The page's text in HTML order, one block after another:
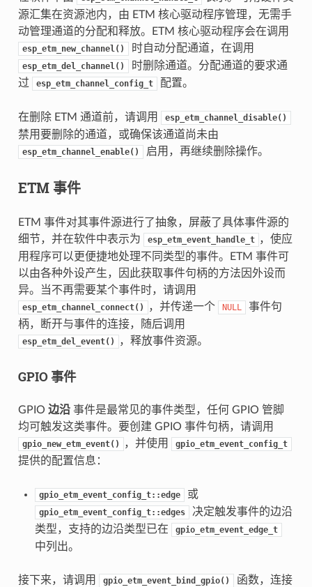
源汇集在资源池内，由 ETM 核心驱动程序管理，无需手
动管理通道的分配和释放。ETM 核心驱动程序会在调用
esp_etm_new_channel() 时自动分配通道，在调用
esp_etm_del_channel()
时删除通道。分配通道的要求通
过
esp_etm_channel_config_t 配置。
在删除 ETM 通道前，请调用 esp_etm_channel_disable()
禁用要删除的通道，或确保该通道尚未由
esp_etm_channel_enable() 启用，再继续删除操作。
ETM 事件
ETM 事件对其事件源进行了抽象，屏蔽了具体事件源的
细节，并在软件中表示为
esp_etm_event_handle_t ，使应
用程序可以更便捷地处理不同类型的事件。ETM 事件可
以由各种外设产生，因此获取事件句柄的方法因外设而
异。当不再需要某个事件时，请调用
esp_etm_channel_connect() ，并传递一个 NULL
事件句
柄，断开与事件的连接，随后调用
esp_etm_del_event() ，释放事件资源。
GPIO 事件
GPIO 边沿事件是最常见的事件类型，任何 GPIO 管脚
均可触发这类事件。要创建 GPIO 事件句柄，请调用
gpio_new_etm_event() ，并使用 gpio_etm_event_config_t
提供的配置信息：
gpio_etm_event_config_t::edge 或
gpio_etm_event_config_t::edges
决定触发事件的边沿
类型，支持的边沿类型已在
gpio_etm_event_edge_t
中列出。
接下来，请调用 gpio_etm_event_bind_gpio()
函数，连接